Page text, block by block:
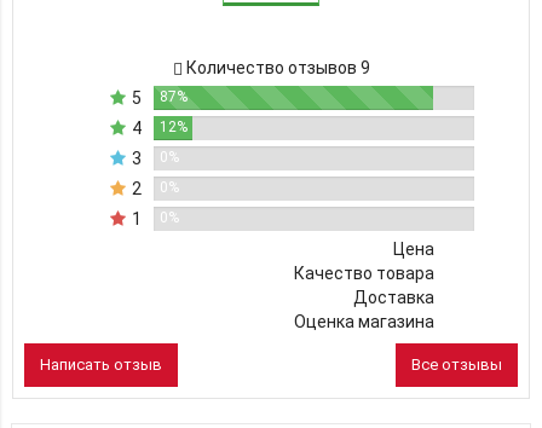
Количество отзывов 9
5
87%
4 12%
3 0%
2 0%
1 0%
Цена
Качество товара
Доставка
Оценка магазина
Написать отзыв Все отзывы